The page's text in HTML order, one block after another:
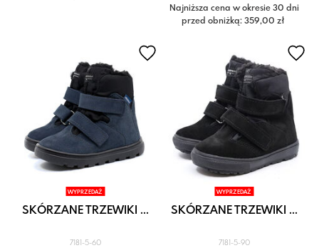
Najniższa cena w okresie 30 dni
przed obniżką: 359,00 zł
WYPRZEDAŻ
SKÓRZANE TRZEWIKI ...
7181-5-60
WYPRZEDAŻ
SKÓRZANE TRZEWIKI ...
7181-5-90